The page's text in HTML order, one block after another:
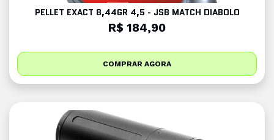
PELLET EXACT 8,44GR 4,5 - JSB MATCH DIABOLO
R$ 184,90
COMPRAR AGORA